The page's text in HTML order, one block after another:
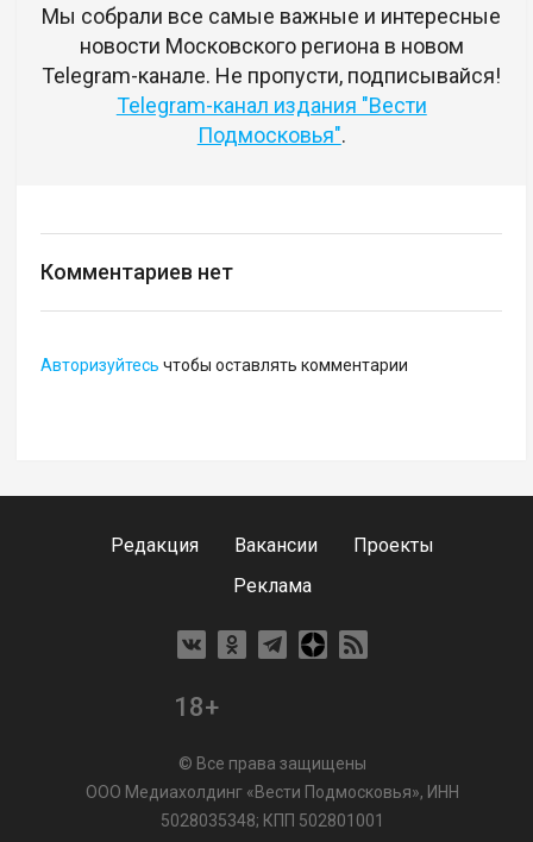
Мы собрали все самые важные и интересные
новости Московского региона в новом
Telegram-канале. Не пропусти, подписывайся!
Telegram-канал издания "Вести
Подмосковья".
Комментариев нет
Авторизуйтесь чтобы оставлять комментарии
Редакция Вакансии
Проекты
Реклама
18+
© Все права защищены
ООО Медиахолдинг «Вести Подмосковья», ИНН
5028035348; КПП 502801001